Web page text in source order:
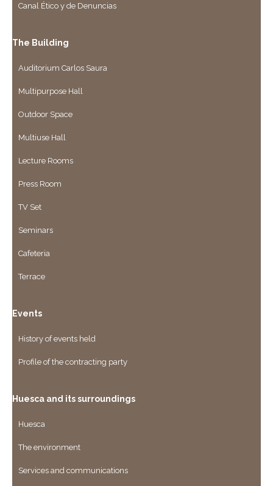
Canal Ético y de Denuncias
The Building
Auditorium Carlos Saura
Multipurpose Hall
Outdoor Space
Multiuse Hall
Lecture Rooms
Press Room
TV Set
Seminars
Cafeteria
Terrace
Events
History of events held
Profile of the contracting party
Huesca and its surroundings
Huesca
The environment
Services and communications